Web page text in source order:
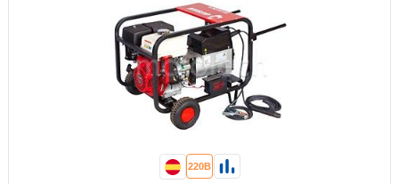
220В